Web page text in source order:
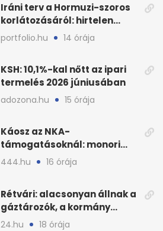
Iráni terv a Hormuzi-szoros
korlátozásáról: hirtelen
megugrott az olajár
portfolio.hu 14 órája
KSH: 10,1%-kal nőtt az ipari
termelés 2026 júniusában
adozona.hu 15 órája
Káosz az NKA-
támogatásoknál: monori
civilek elszámolásai és
444.hu 16 órája
Rétvári: alacsonyan állnak a
gáztározók, a kormány
válságról válságra jut
24.hu 18 órája